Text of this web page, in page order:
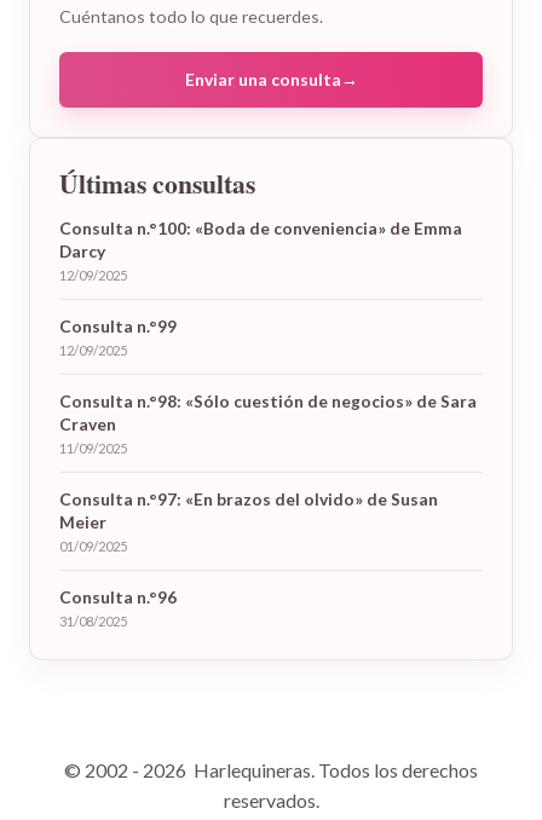
Cuéntanos todo lo que recuerdes.
Enviar una consulta→
Últimas consultas
Consulta n.°100: «Boda de conveniencia» de Emma
Darcy
12/09/2025
Consulta n.°99
12/09/2025
Consulta n.°98: «Sólo cuestión de negocios» de Sara
Craven
11/09/2025
Consulta n.°97: «En brazos del olvido» de Susan
Meier
01/09/2025
Consulta n.°96
31/08/2025
© 2002 - 2026 Harlequineras. Todos los derechos
reservados.